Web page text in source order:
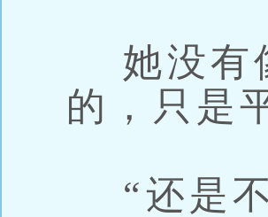
她没有
的，只
“还是不